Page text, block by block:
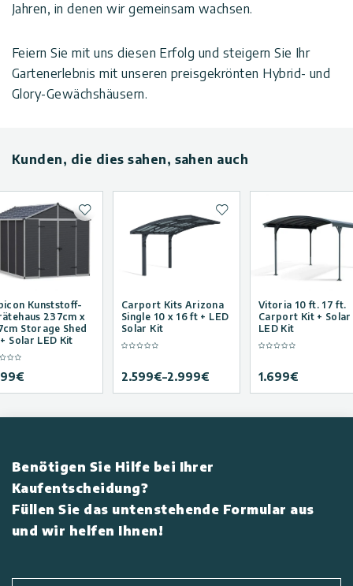
Jahren, in denen wir gemeinsam wachsen.
Feiern Sie mit uns diesen Erfolg und steigern Sie Ihr
Gartenerlebnis mit unseren preisgekrönten Hybrid- und
Glory-Gewächshäusern.
Kunden, die dies sahen, sahen auch
Kunststoff-
237cm x
Storage Shed
Solar LED Kit
€
Zur Wunschliste hinzufügen
Carport Kits Arizona
Single 10 x 16 ft + LED
Solar Kit
2.599€–2.999€
Zur Wunschliste
Vitoria 10 ft. 17 ft.
Carport Kit + Solar
LED Kit
1.699€
Benötigen Sie Hilfe bei Ihrer
Kaufentscheidung?
Füllen Sie das untenstehende Formular aus
und wir helfen Ihnen!